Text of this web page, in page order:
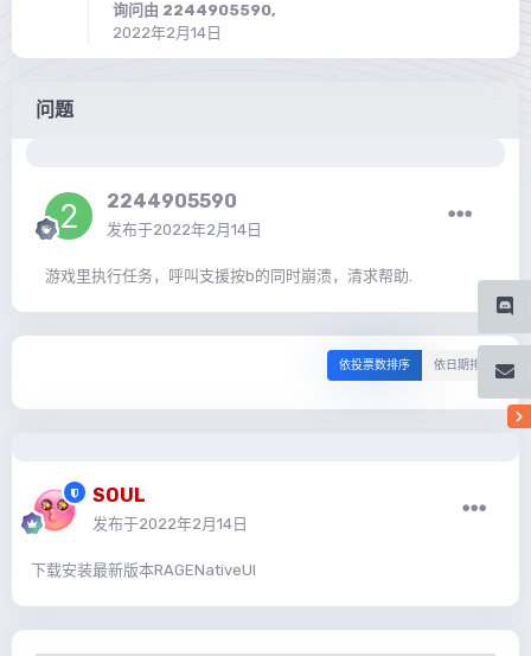
询问由 2244905590,
2022年2月14日
问题
2244905590
发布于2022年2月14日
游戏里执行任务，呼叫支援按b的同时崩溃，清求帮助.
依投票数排序 依日期排序
SOUL
发布于2022年2月14日
下载安装最新版本RAGENativeUI